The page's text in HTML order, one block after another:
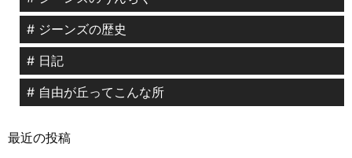
# ジーンズの歴史
# 日記
# 自由が丘ってこんな所
最近の投稿